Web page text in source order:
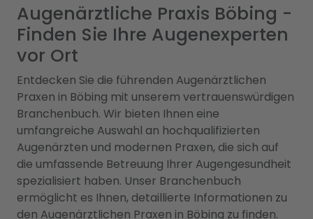
Augenärztliche Praxis Böbing -
Finden Sie Ihre Augenexperten
vor Ort
Entdecken Sie die führenden Augenärztlichen
Praxen in Böbing mit unserem vertrauenswürdigen
Branchenbuch. Wir bieten Ihnen eine
umfangreiche Auswahl an hochqualifizierten
Augenärzten und modernen Praxen, die sich auf
die umfassende Betreuung Ihrer Augengesundheit
spezialisiert haben. Unser Branchenbuch
ermöglicht es Ihnen, detaillierte Informationen zu
den Augenärztlichen Praxen in Böbing zu finden.